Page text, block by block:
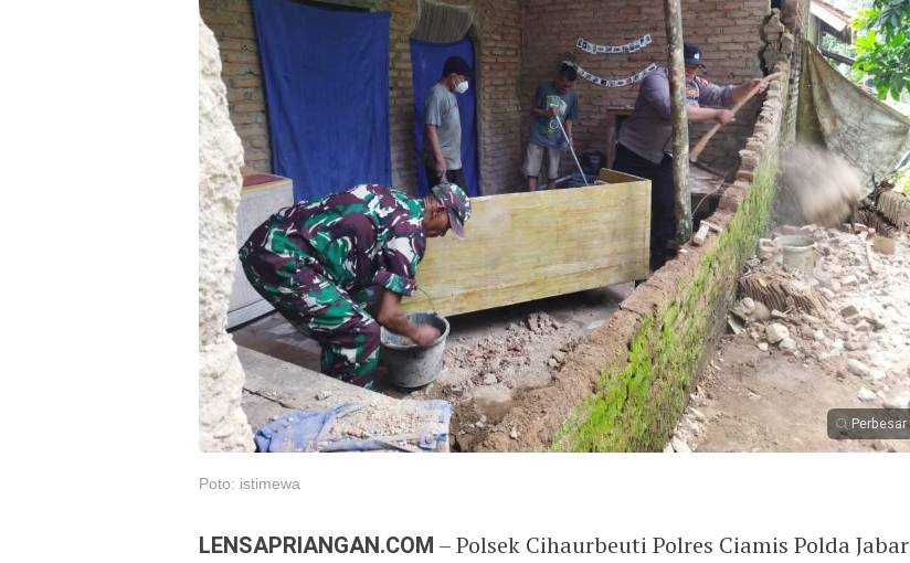
Perbesar
Poto: istimewa
LENSAPRIANGAN.COM – Polsek Cihaurbeuti Polres Ciamis Polda Jabar